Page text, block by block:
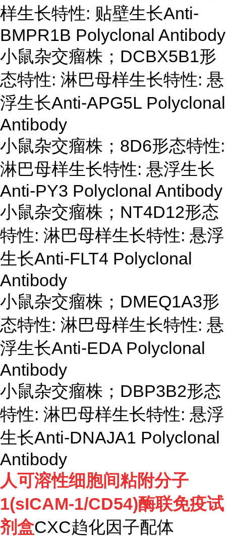
样生长特性: 贴壁生长Anti-
BMPR1B Polyclonal Antibody
小鼠杂交瘤株； DCBX5B1形
态特性: 淋巴母样生长特性: 悬
浮生长Anti-APG5L Polyclonal
Antibody
小鼠杂交瘤株； 8D6形态特性:
淋巴母样生长特性: 悬浮生长
Anti-PY3 Polyclonal Antibody
小鼠杂交瘤株； NT4D12形态
特性: 淋巴母样生长特性: 悬浮
生长Anti-FLT4 Polyclonal
Antibody
小鼠杂交瘤株； DMEQ1A3形
态特性: 淋巴母样生长特性: 悬
浮生长Anti-EDA Polyclonal
Antibody
小鼠杂交瘤株； DBP3B2形态
特性: 淋巴母样生长特性: 悬浮
生长Anti-DNAJA1 Polyclonal
Antibody
人可溶性细胞间粘附分子
1(sICAM-1/CD54)酶联免疫试
剂盒CXC趋化因子配体